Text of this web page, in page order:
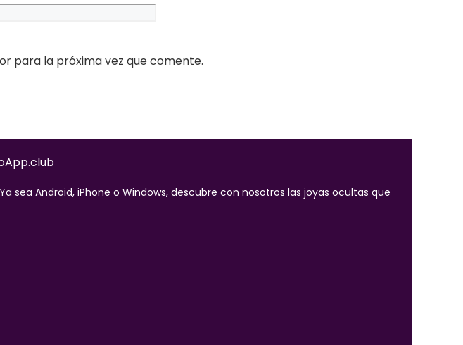
para la próxima vez que comente.
sea Android, iPhone o Windows, descubre con nosotros las joyas ocultas que